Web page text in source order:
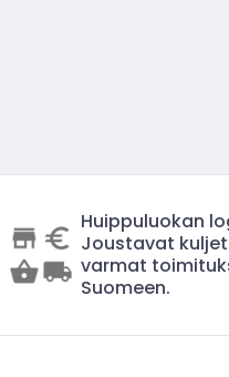
Huippuluokan
Joustavat
varmat
Suomeen.